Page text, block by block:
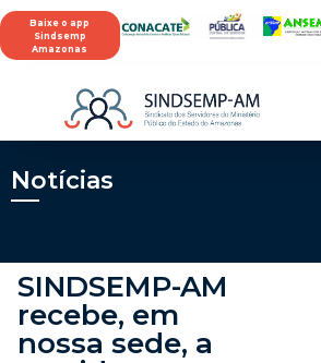
Baixe o app
Sindsemp
Amazonas
Notícias
SINDSEMP-AM
recebe, em
nossa sede, a